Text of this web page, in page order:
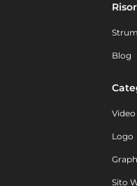
Blog
Video
Logo
Sito